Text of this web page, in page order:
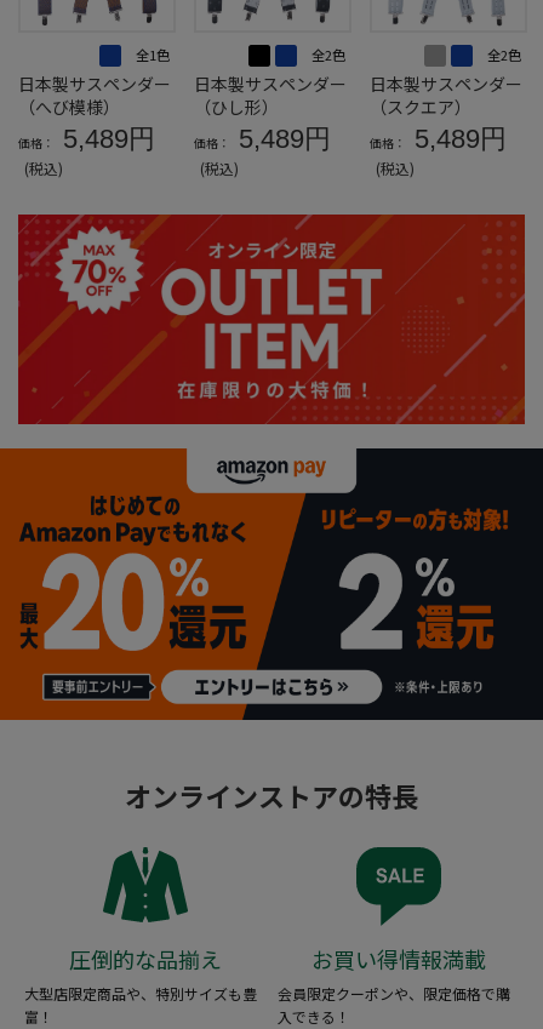
全1色
日本製サスペンダー
（へび模様）
価格： 5,489円
(税込)
全2色
日本製サスペンダー
（ひし形）
価格： 5,489円
(税込)
全2色
日本製サスペンダー
（スクエア）
価格： 5,489円
(税込)
オンラインストアの特長
圧倒的な品揃え
大型店限定商品や、特別サイズも豊
富！
お買い得情報満載
会員限定クーポンや、限定価格で購
入できる！